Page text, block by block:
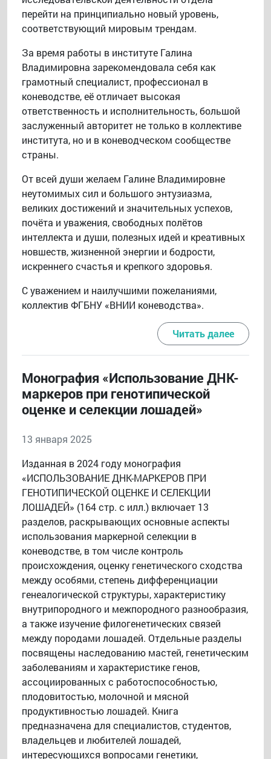
перейти на принципиально новый уровень,
соответствующий мировым трендам.
За время работы в институте Галина
Владимировна зарекомендовала себя как
грамотный специалист, профессионал в
коневодстве, её отличает высокая
ответственность и исполнительность, большой
заслуженный авторитет не только в коллективе
института, но и в коневодческом сообществе
страны.
От всей души желаем Галине Владимировне
неутомимых сил и большого энтузиазма,
великих достижений и значительных успехов,
почёта и уважения, свободных полётов
интеллекта и души, полезных идей и креативных
новшеств, жизненной энергии и бодрости,
искреннего счастья и крепкого здоровья.
С уважением и наилучшими пожеланиями,
коллектив ФГБНУ «ВНИИ коневодства».
Читать далее
Монография «Использование ДНК-
маркеров при генотипической
оценке и селекции лошадей»
13 января 2025
Изданная в 2024 году монография
«ИСПОЛЬЗОВАНИЕ ДНК-МАРКЕРОВ ПРИ
ГЕНОТИПИЧЕСКОЙ ОЦЕНКЕ И СЕЛЕКЦИИ
ЛОШАДЕЙ» (164 стр. с илл.) включает 13
разделов, раскрывающих основные аспекты
использования маркерной селекции в
коневодстве, в том числе контроль
происхождения, оценку генетического сходства
между особями, степень дифференциации
генеалогической структуры, характеристику
внутрипородного и межпородного разнообразия,
а также изучение филогенетических связей
между породами лошадей. Отдельные разделы
посвящены наследованию мастей, генетическим
заболеваниям и характеристике генов,
ассоциированных с работоспособностью,
плодовитостью, молочной и мясной
продуктивностью лошадей. Книга
предназначена для специалистов, студентов,
владельцев и любителей лошадей,
интересующихся вопросами генетики,